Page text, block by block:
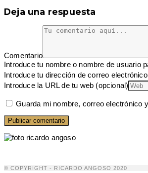
Deja una respuesta
Comentario
Introduce tu nombre o nombre de usuario
Introduce tu dirección de correo
Introduce la URL de tu web (opcional)
Guarda mi nombre, correo electrónico
© COPYRIGHT - RICARDO ANGOSO 2020